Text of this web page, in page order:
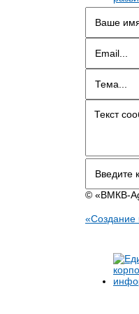
© «BMКB-
«Создание